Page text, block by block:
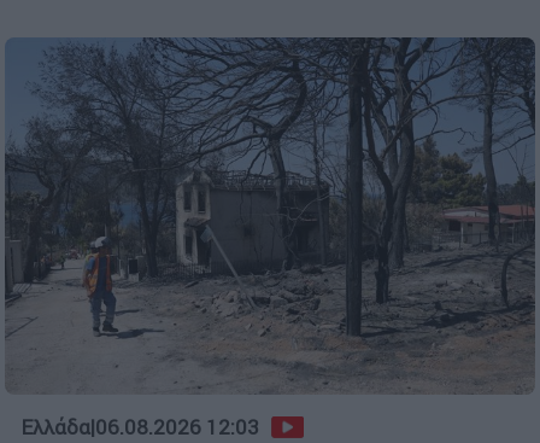
Ελλάδα|06.08.2026 12:03